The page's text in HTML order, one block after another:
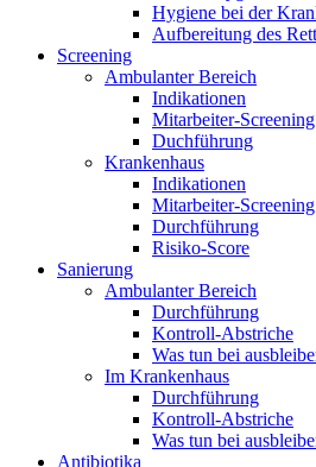
Hygiene bei der
Aufbereitung des
Screening
Ambulanter Bereich
Indikationen
Mitarbeiter-Screening
Duchführung
Krankenhaus
Indikationen
Mitarbeiter-Screening
Durchführung
Risiko-Score
Sanierung
Ambulanter Bereich
Durchführung
Kontroll-Abstriche
Was tun bei
Im Krankenhaus
Durchführung
Kontroll-Abstriche
Was tun bei
Antibiotika